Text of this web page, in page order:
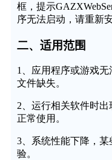
框，提示
序无法启动，请重新安
二、适用范围
1、应用程序或游戏无
文件缺失。
2、运行相关软件时
正常使用。
3、系统性能下降，
验。